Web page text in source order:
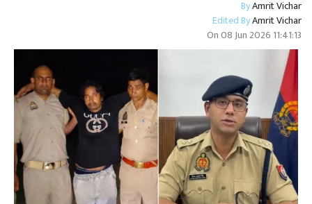
ByAmrit Vichar
Edited ByAmrit Vichar
On08 Jun 2026 11:41:13